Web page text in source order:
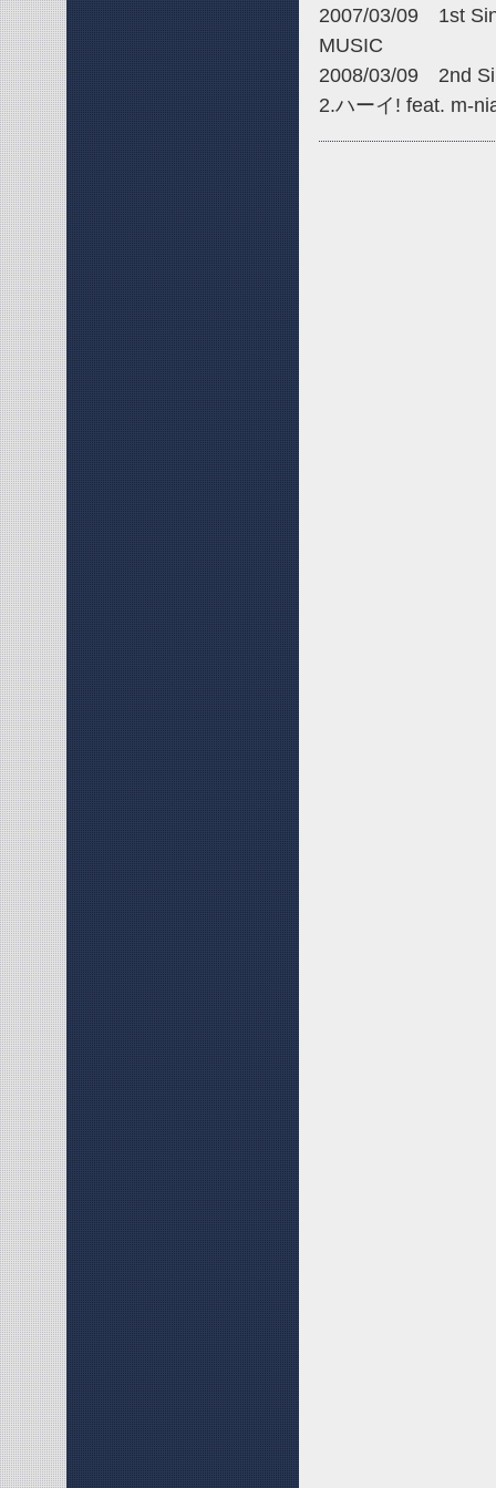
2007/03/09 1st
MUSIC
2008/03/09 2nd
2.ハーイ! feat. m-